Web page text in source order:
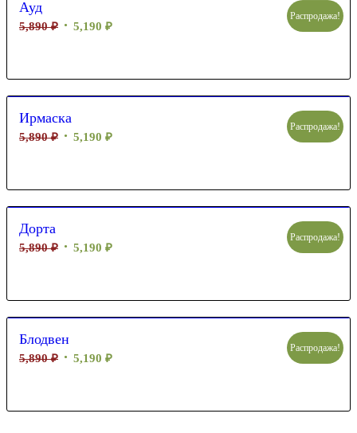
Ауд
5,890₽ 5,190 ₽
Распродажа!
Ирмаска
5,890₽ 5,190 ₽
Распродажа!
Дорта
5,890₽ 5,190 ₽
Распродажа!
Блодвен
5,890₽ 5,190 ₽
Распродажа!